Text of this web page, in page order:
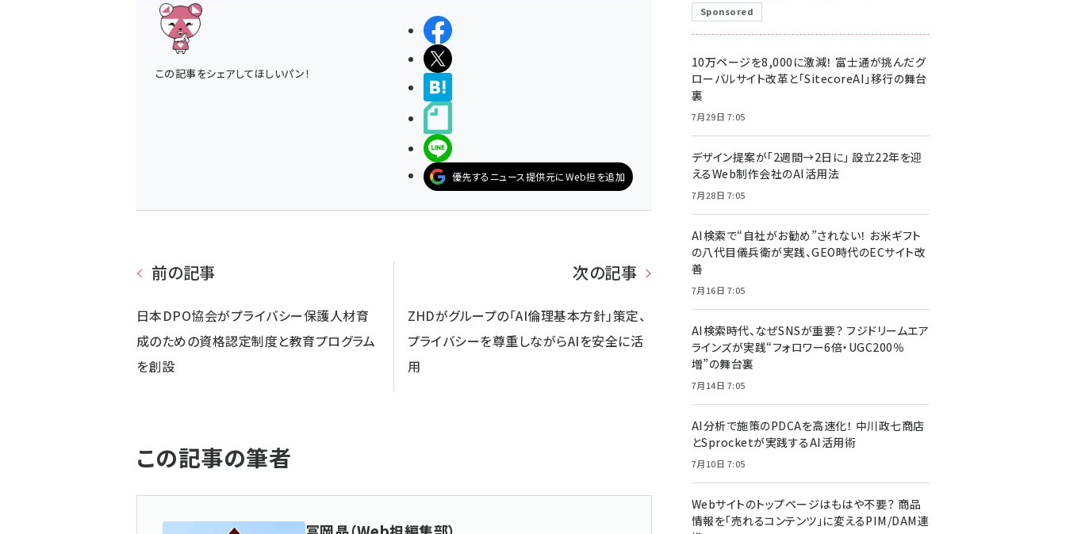
この記事をシェアしてほしいパン！
シェアする
ポストする
LINEで送る
優先するニュース提供元にWeb担を追加
前の記事
日本DPO協会がプライバシー保護人材育
成のための資格認定制度と教育プログラム
を創設
次の記事
ZHDがグループの「AI倫理基本方針」策定、
プライバシーを尊重しながらAIを安全に活
用
この記事の筆者
Sponsored
10万ページを8,000に激減！ 富士通が挑んだグ
ローバルサイト改革と「SitecoreAI」移行の舞台
裏
7月29日 7:05
デザイン提案が「2週間→2日に」 設立22年を迎
えるWeb制作会社のAI活用法
7月28日 7:05
AI検索で“自社がお勧め”されない！ お米ギフト
の八代目儀兵衛が実践、GEO時代のECサイト改
善
7月16日 7:05
AI検索時代、なぜSNSが重要？ フジドリームエア
ラインズが実践“フォロワー6倍・UGC200％
増”の舞台裏
7月14日 7:05
AI分析で施策のPDCAを高速化！ 中川政七商店
とSprocketが実践するAI活用術
7月10日 7:05
Webサイトのトップページはもはや不要？ 商品
情報を「売れるコンテンツ」に変えるPIM/DAM連